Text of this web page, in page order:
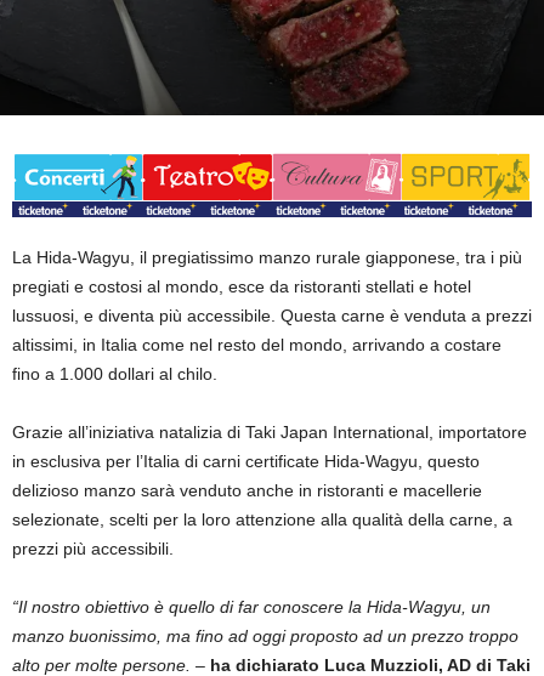
La Hida-Wagyu, il pregiatissimo manzo rurale giapponese, tra i più
pregiati e costosi al mondo, esce da ristoranti stellati e hotel
lussuosi, e diventa più accessibile. Questa carne è venduta a prezzi
altissimi, in Italia come nel resto del mondo, arrivando a costare
fino a 1.000 dollari al chilo.
Grazie all’iniziativa natalizia di Taki Japan International, importatore
in esclusiva per l’Italia di carni certificate Hida-Wagyu, questo
delizioso manzo sarà venduto anche in ristoranti e macellerie
selezionate, scelti per la loro attenzione alla qualità della carne, a
prezzi più accessibili.
“Il nostro obiettivo è quello di far conoscere la Hida-Wagyu, un
manzo buonissimo, ma fino ad oggi proposto ad un prezzo troppo
alto per molte persone. – ha dichiarato Luca Muzzioli, AD di Taki